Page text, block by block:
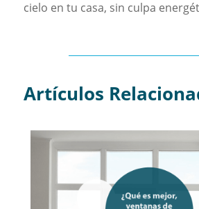
cielo en tu casa, sin culpa
Artículos